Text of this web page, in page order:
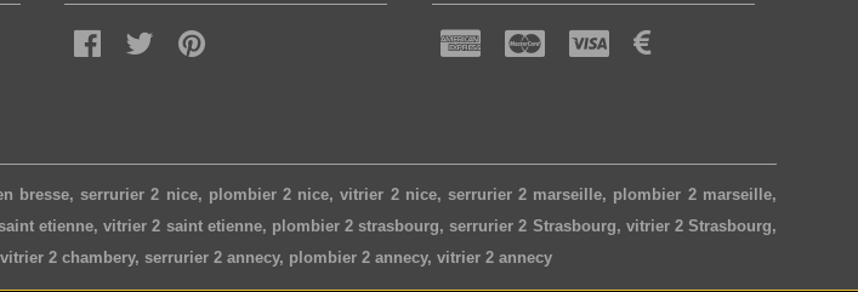
bresse,serrurier 2 nice, plombier 2 nice,vitrier 2 nice, serrurier 2 marseille, plombier 2 marseille,
etienne,vitrier 2 saint etienne, plombier 2 strasbourg,serrurier 2 Strasbourg, vitrier 2 Strasbourg,
vitrier 2 chambery,serrurier 2 annecy, plombier 2 annecy,vitrier 2 annecy